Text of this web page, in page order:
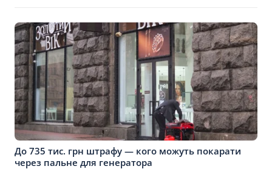
До 735 тис. грн штрафу — кого можуть покарати
через пальне для генератора